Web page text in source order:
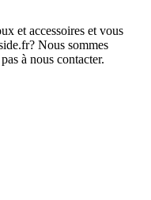
et accessoires et vous
Nous sommes
à nous contacter.